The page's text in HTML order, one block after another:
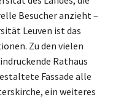
Besucher anzieht –
Leuven ist das
Zu den vielen
Rathaus
Fassade alle
ein weiteres